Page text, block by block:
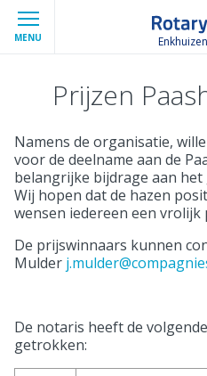
MENU Enkhuizen
Prijzen
Namens de organisatie,
voor de deelname aan de
belangrijke bijdrage aan het
Wij hopen dat de hazen
wensen iedereen een vrolijk
De prijswinnaars kunnen
Mulder
De notaris heeft de
getrokken: